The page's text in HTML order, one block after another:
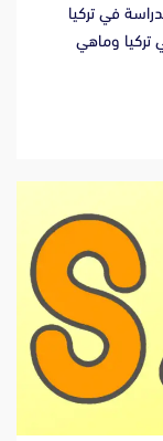
في تركيا
تركيا وماهي